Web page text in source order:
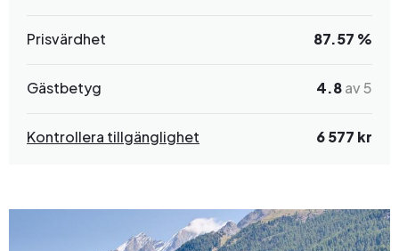
Prisvärdhet 87.57 %
Gästbetyg 4.8av 5
Kontrollera tillgänglighet 6 577 kr